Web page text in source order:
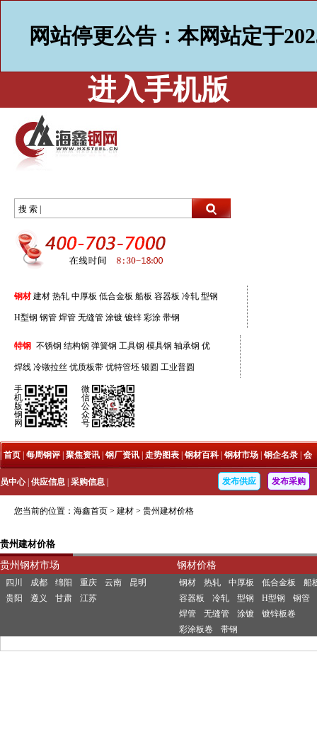
网站停更公告：本网站定于
进入手机版
搜 索 |
钢材 建材 热轧 中厚板 低合金板 船板 容器板 冷轧 型钢
H型钢 钢管 焊管 无缝管 涂镀 镀锌 彩涂 带钢
特钢 不锈钢 结构钢 弹簧钢 工具钢 模具钢 轴承钢 优
焊线 冷镦拉丝 优质板带 优特管坯 锻圆 工业普圆
手
机
版
钢
网
微
信
公
众
号
| 首页 每周钢评 聚焦资讯 钢厂资讯 走势图表 钢材百科| 钢材市场 钢企名录 会
员中心| 供应信息 采购信息 发布供应 发布采购
您当前的位置： 海鑫首页 > 建材 > 贵州建材价格
贵州建材价格
贵州钢材市场
钢材价格
四川 成都 绵阳 重庆 云南
昆明
贵阳
遵义 甘肃 江苏
钢材 热轧 中厚板 低合金板
船
容器板
冷轧 型钢 H型钢
钢管
焊管
无缝管 涂镀
镀锌板卷
彩涂板卷
带钢